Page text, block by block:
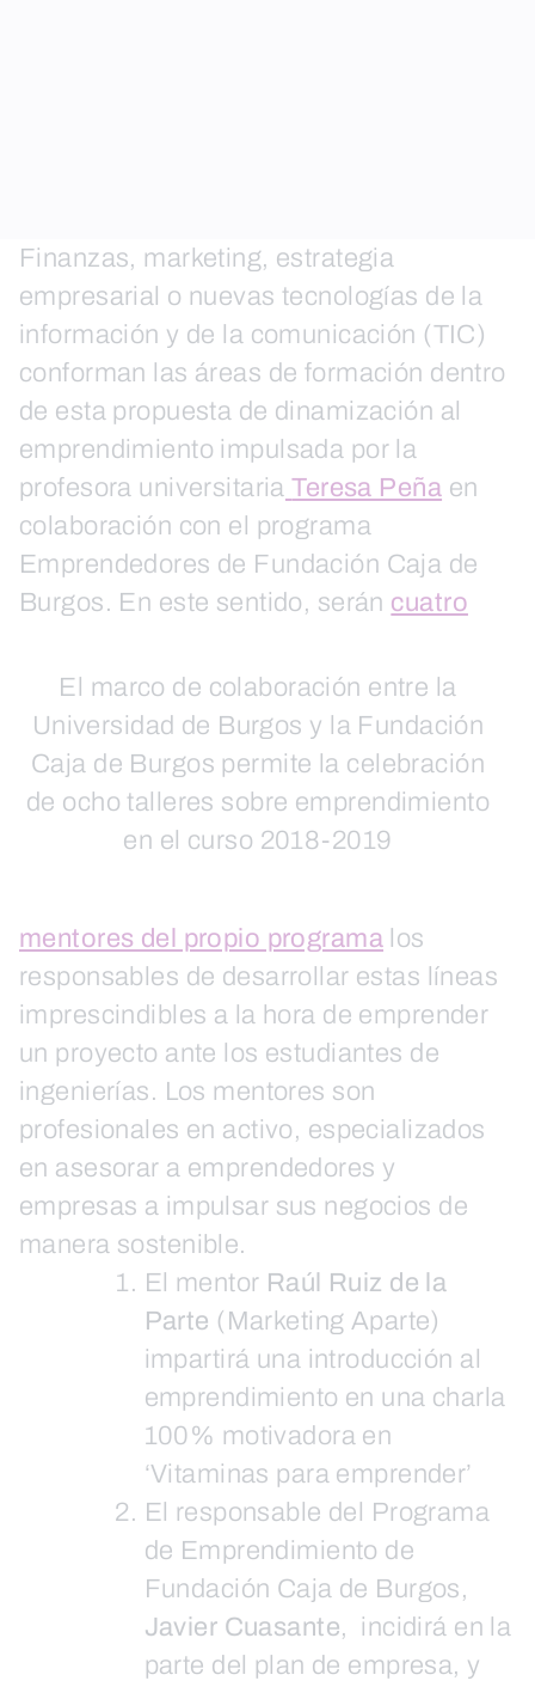
Finanzas, marketing, estrategia
empresarial o nuevas tecnologías de la
información y de la comunicación (TIC)
conforman las áreas de formación dentro
de esta propuesta de dinamización al
emprendimiento impulsada por la
profesora universitaria Teresa Peña en
colaboración con el programa
Emprendedores de Fundación Caja de
Burgos.
El marco de colaboración entre la
Universidad de Burgos y la Fundación
Caja de Burgos permite la celebración
de ocho talleres sobre emprendimiento
en el curso 2018-2019
En este sentido, serán cuatro
mentores del propio programa los
responsables de desarrollar estas líneas
imprescindibles a la hora de emprender
un proyecto ante los estudiantes de
ingenierías. Los mentores son
profesionales en activo, especializados
en asesorar a emprendedores y
empresas a impulsar sus negocios de
manera sostenible.
El mentor Raúl Ruiz de la
Parte (Marketing Aparte)
impartirá una introducción al
emprendimiento en una charla
100% motivadora en
‘Vitaminas para emprender’
El responsable del Programa
de Emprendimiento de
Fundación Caja de Burgos,
Javier Cuasante, incidirá en la
parte del plan de empresa, y